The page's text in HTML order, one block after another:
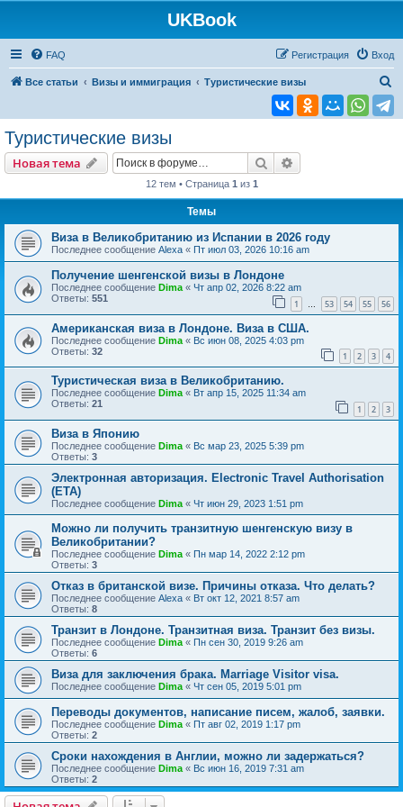
UKBook
FAQ Вход
Регистрация
Все статьи Визы и иммиграция Туристические визы
Туристические визы
Новая тема Поиск
12 тем • Страница 1 из 1
Темы
Виза в Великобританию из Испании в 2026 году
Последнее сообщение Alexa « Пт июл 03, 2026 10:16 am
Получение шенгенской визы в Лондоне
Последнее сообщение Dima « Чт апр 02, 2026 8:22 am
Ответы: 551 1 … 53 54 55 56
Американская виза в Лондоне. Виза в США.
Последнее сообщение Dima « Вс июн 08, 2025 4:03 pm
Ответы: 32 1 2 3 4
Туристическая виза в Великобританию.
Последнее сообщение Dima « Вт апр 15, 2025 11:34 am
Ответы: 21 1 2 3
Виза в Японию
Последнее сообщение Dima « Вс мар 23, 2025 5:39 pm
Ответы: 3
Электронная авторизация. Electronic Travel Authorisation
(ETA)
Последнее сообщение Dima « Чт июн 29, 2023 1:51 pm
Можно ли получить транзитную шенгенскую визу в
Великобритании?
Последнее сообщение Dima « Пн мар 14, 2022 2:12 pm
Ответы: 3
Отказ в британской визе. Причины отказа. Что делать?
Последнее сообщение Alexa « Вт окт 12, 2021 8:57 am
Ответы: 8
Транзит в Лондоне. Транзитная виза. Транзит без визы.
Последнее сообщение Dima « Пн сен 30, 2019 9:26 am
Ответы: 6
Виза для заключения брака. Marriage Visitor visa.
Последнее сообщение Dima « Чт сен 05, 2019 5:01 pm
Переводы документов, написание писем, жалоб, заявки.
Последнее сообщение Dima « Пт авг 02, 2019 1:17 pm
Ответы: 2
Сроки нахождения в Англии, можно ли задержаться?
Последнее сообщение Dima « Вс июн 16, 2019 7:31 am
Ответы: 2